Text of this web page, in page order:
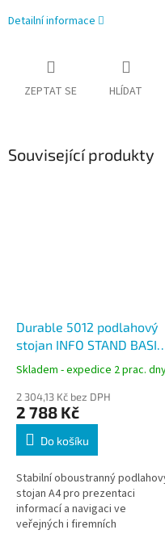
Detailní informace
ZEPTAT SE HLÍDAT
Související produkty
Durable 5012 podlahový
stojan INFO STAND BASIC
A4, oboustranný, vč. 2×
DURAFRAME® MAGNETIC
Skladem - expedice 2 prac.
2 304,13 Kč bez DPH
2 788 Kč
Do košíku
Stabilní oboustranný
stojan A4 pro prezentaci
informací a navigaci ve
veřejných i firemních